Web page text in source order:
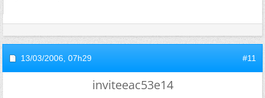
13/03/2006, 07h29 #11
inviteeac53e14